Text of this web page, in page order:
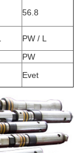
56.8
PW / L
PW
Evet